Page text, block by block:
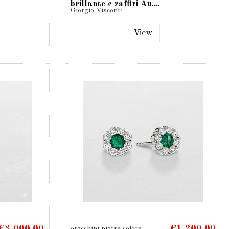
brillante e zaffiri Au....
Giorgio Visconti
View